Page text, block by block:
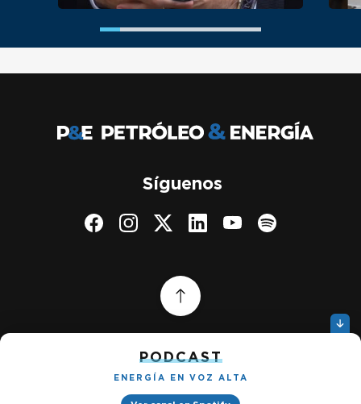
PODCAST
ENERGÍA EN VOZ ALTA
Síguenos